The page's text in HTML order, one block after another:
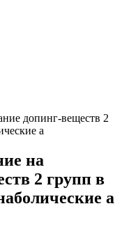
допинг-веществ 2
а
на
2 групп в
а